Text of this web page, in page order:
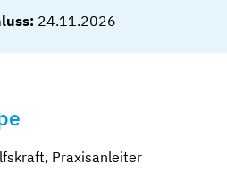
24.11.2026
Praxisanleiter